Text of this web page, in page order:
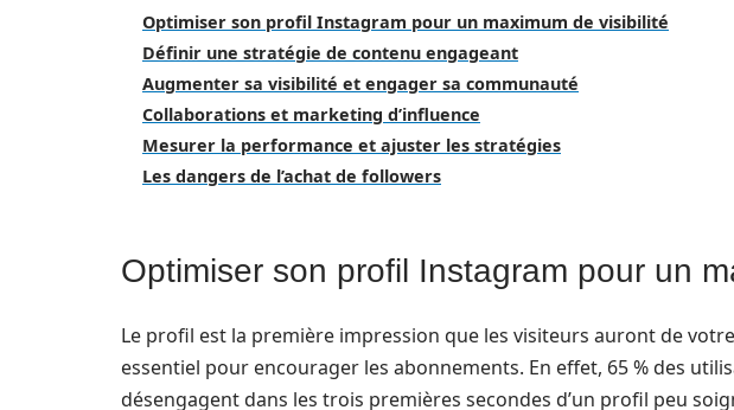
Optimiser son profil Instagram pour un maximum de visibilité
Définir une stratégie de contenu engageant
Augmenter sa visibilité et engager sa communauté
Collaborations et marketing d’influence
Mesurer la performance et ajuster les stratégies
Les dangers de l’achat de followers
Optimiser son profil Instagram pour un
Le profil est la première impression que les visiteurs auront de
essentiel pour encourager les abonnements. En effet, 65 % des
désengagent dans les trois premières secondes d’un profil peu